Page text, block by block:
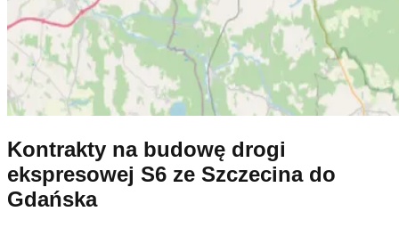
Kontrakty na budowę drogi
ekspresowej S6 ze Szczecina do
Gdańska